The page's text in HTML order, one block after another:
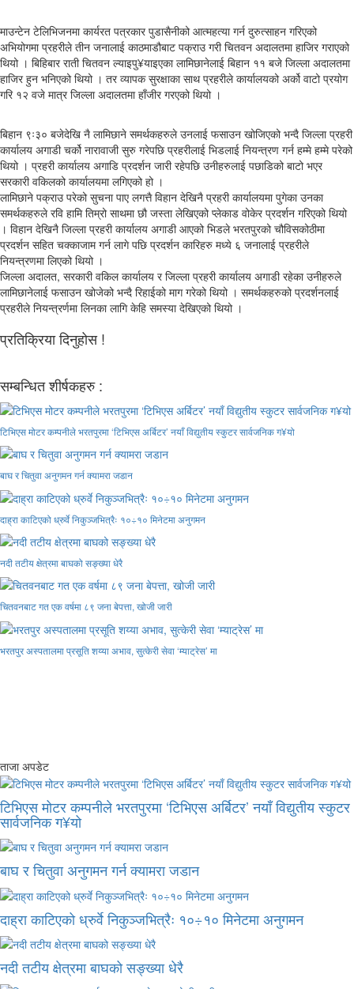
माउन्टेन टेलिभिजनमा कार्यरत पत्रकार पुडासैनीको आत्महत्या गर्न दुरुत्साहन गरिएको
अभियोगमा प्रहरीले तीन जनालाई काठमाडौबाट पक्राउ गरी चितवन अदालतमा हाजिर गराएको
थियो । बिहिबार राती चितवन ल्याइपु¥याइएका लामिछानेलाई बिहान ११ बजे जिल्ला अदालतमा
हाजिर हुन भनिएको थियो । तर व्यापक सुरक्षाका साथ प्रहरीले कार्यालयको अर्को वाटो प्रयोग
गरि १२ वजे मात्र जिल्ला अदालतमा हाँजीर गरएको थियो ।
बिहान ९ः३० बजेदेखि नै लामिछाने समर्थकहरुले उनलाई फसाउन खोजिएको भन्दै जिल्ला प्रहरी
कार्यालय अगाडी चर्को नारावाजी सुरु गरेपछि प्रहरीलाई भिडलाई नियन्त्रण गर्न हम्मे हम्मे परेको
थियो । प्रहरी कार्यालय अगाडि प्रदर्शन जारी रहेपछि उनीहरुलाई पछाडिको बाटो भएर
सरकारी वकिलको कार्यालयमा लगिएको हो ।
लामिछाने पक्राउ परेको सुचना पाए लगत्तै विहान देखिनै प्रहरी कार्यालयमा पुगेका उनका
समर्थकहरुले रवि हामि तिम्रो साथमा छौ जस्ता लेखिएको प्लेकाड वोकेर प्रदर्शन गरिएको थियो
। विहान देखिनै जिल्ला प्रहरी कार्यालय अगाडी आएको भिडले भरतपुरको चौविसकोठीमा
प्रदर्शन सहित चक्काजाम गर्न लागे पछि प्रदर्शन कारिहरु मध्ये ६ जनालाई प्रहरीले
नियन्त्रणमा लिएको थियो ।
जिल्ला अदालत, सरकारी वकिल कार्यालय र जिल्ला प्रहरी कार्यालय अगाडी रहेका उनीहरुले
लामिछानेलाई फसाउन खोजेको भन्दै रिहाईको माग गरेको थियो । समर्थकहरुको प्रदर्शनलाई
प्रहरीले नियन्त्रर्णमा लिनका लागि केहि समस्या देखिएको थियो ।
प्रतिक्रिया दिनुहोस !
सम्बन्धित शीर्षकहरु :
टिभिएस मोटर कम्पनीले भरतपुरमा ‘टिभिएस अर्बिटर’ नयाँ विद्युतीय स्कुटर सार्वजनिक ग¥यो
बाघ र चितुवा अनुगमन गर्न क्यामरा जडान
दाह्रा काटिएको ध्रुर्वे निकुञ्जभित्रैः १०÷१० मिनेटमा अनुगमन
नदी तटीय क्षेत्रमा बाघको सङ्ख्या धेरै
चितवनबाट गत एक वर्षमा ८९ जना बेपत्ता, खोजी जारी
भरतपुर अस्पतालमा प्रसूति शय्या अभाव, सुत्केरी सेवा ‘म्याट्रेस’ मा
ताजा अपडेट
टिभिएस मोटर कम्पनीले भरतपुरमा ‘टिभिएस अर्बिटर’ नयाँ विद्युतीय स्कुटर
सार्वजनिक ग¥यो
बाघ र चितुवा अनुगमन गर्न क्यामरा जडान
दाह्रा काटिएको ध्रुर्वे निकुञ्जभित्रैः १०÷१० मिनेटमा अनुगमन
नदी तटीय क्षेत्रमा बाघको सङ्ख्या धेरै